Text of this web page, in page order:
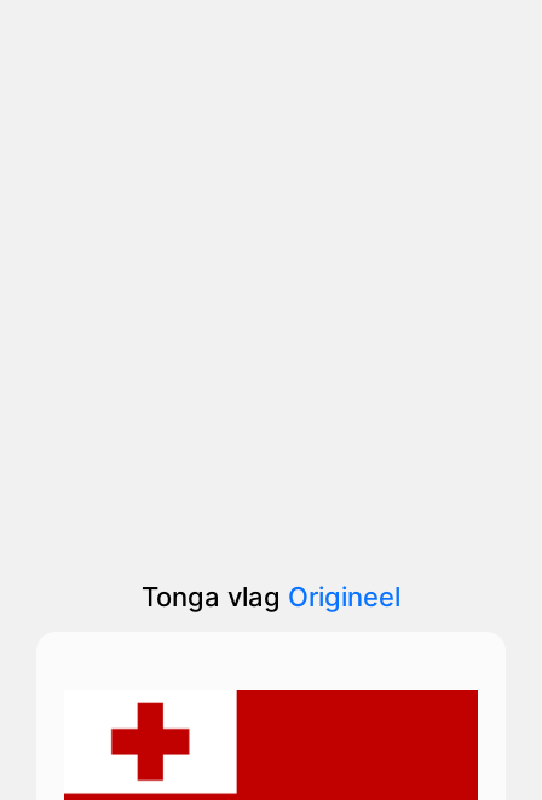
Tonga vlag Origineel